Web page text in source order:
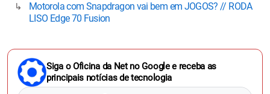
Motorola com Snapdragon vai bem em JOGOS? // RODA
LISO Edge 70 Fusion
Siga o Oficina da Net no Google e receba as
principais notícias de tecnologia